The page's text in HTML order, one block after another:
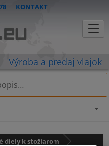
| KONTAKT
diely k stožiarom